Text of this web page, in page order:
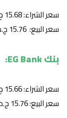
سعر الشراء: 15.68 ج.م
سعر البيع: 15.76 ج.م
بنك EG Bank:
سعر الشراء: 15.66 ج.م
سعر البيع: 15.76 ج.م